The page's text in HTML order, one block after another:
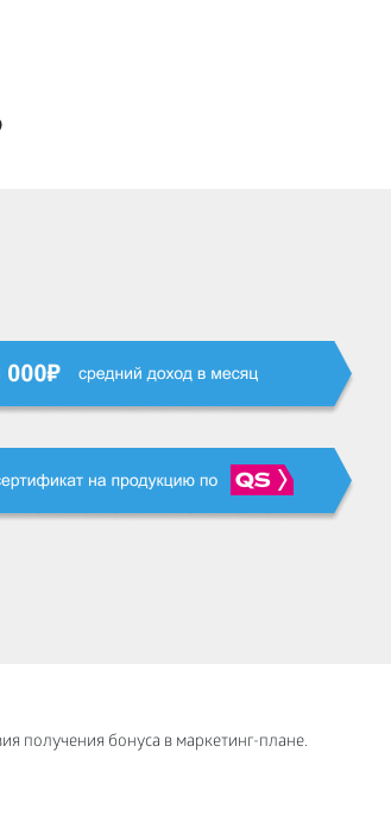
получения бонуса в маркетинг-плане.